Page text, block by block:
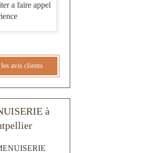
a faire appel
avis clients
à